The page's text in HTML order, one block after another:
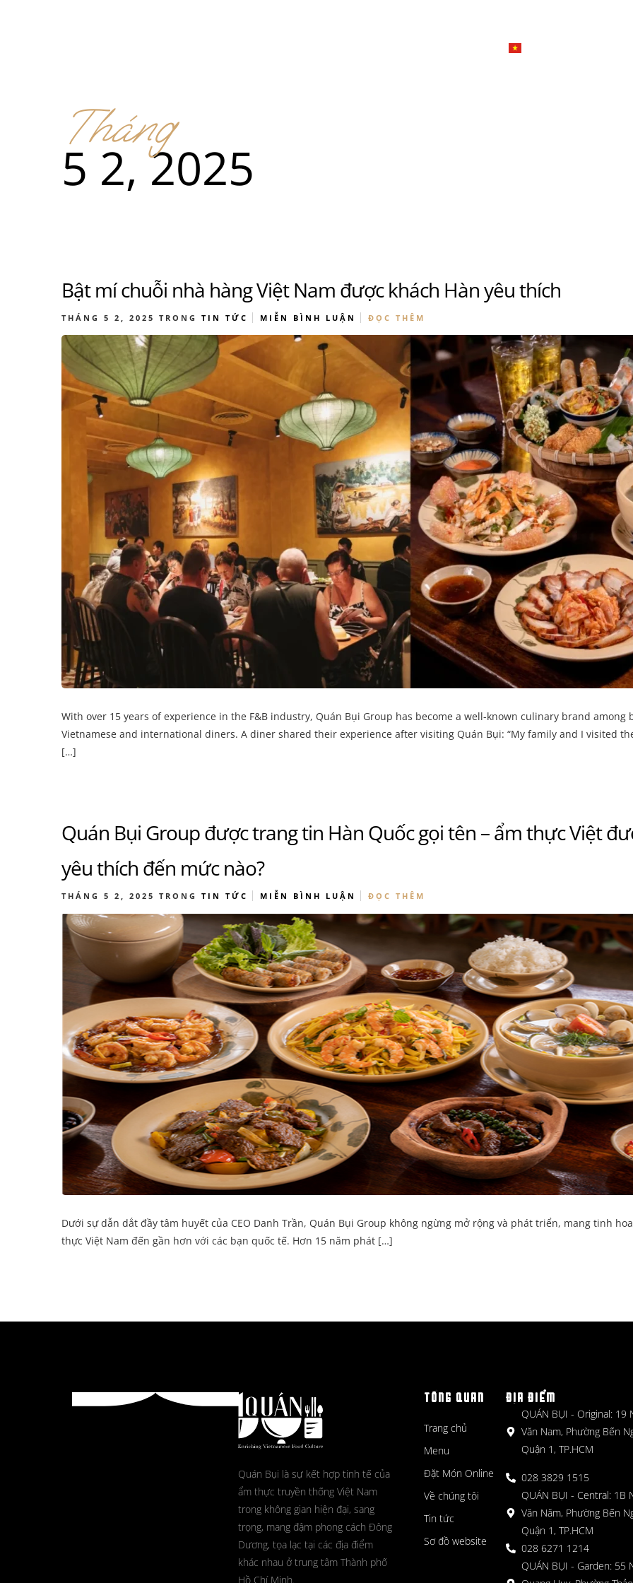
Menu
Thức ăn
Menu
Thức ăn
Tháng
5 2, 2025
Bật mí chuỗi nhà hàng Việt Nam được khách Hàn yêu thích
THÁNG 5 2, 2025 TRONG TIN TỨC MIỄN BÌNH LUẬN ĐỌC THÊM
With over 15 years of experience in the F&B industry, Quán Bụi Group has become a well-known culinary brand among
Vietnamese and international diners. A diner shared their experience after visiting Quán Bụi: “My family and I visited
[…]
Quán Bụi Group được trang tin Hàn Quốc gọi tên – ẩm thực Việt
yêu thích đến mức nào?
THÁNG 5 2, 2025 TRONG TIN TỨC MIỄN BÌNH LUẬN ĐỌC THÊM
Dưới sự dẫn dắt đầy tâm huyết của CEO Danh Trần, Quán Bụi Group không ngừng mở rộng và phát triển, mang tinh
thực Việt Nam đến gần hơn với các bạn quốc tế. Hơn 15 năm phát […]
Quán Bụi là sự kết hợp tinh tế của
ẩm thực truyền thống Việt Nam
trong không gian hiện đại, sang
trọng, mang đậm phong cách Đông
Dương, tọa lạc tại các địa điểm
khác nhau ở trung tâm Thành phố
Hồ Chí Minh.
TỔNG QUAN
Trang chủ
Menu
Đặt Món Online
Về chúng tôi
Tin tức
Sơ đồ website
ĐỊA ĐIỂM
QUÁN BỤI - Original: 19
Văn Nam, Phường Bến
Quận 1, TP.HCM
028 3829 1515
QUÁN BỤI - Central: 1B
Văn Năm, Phường Bến
Quận 1, TP.HCM
028 6271 1214
QUÁN BỤI - Garden: 55